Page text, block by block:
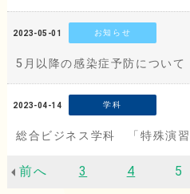
2023-05-01 お知らせ
5月以降の感染症予防について
2023-04-14 学科
総合ビジネス学科 「特殊演習
前へ 3 4 5